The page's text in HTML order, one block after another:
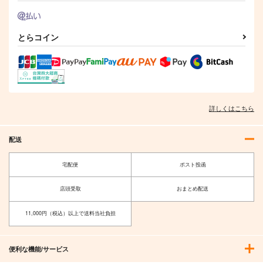
とらコイン
詳しくはこちら
配送
宅配便 ポスト投函
店頭受取 おまとめ配送
11,000円（税込）以上で送料当社負担
便利な機能/サービス